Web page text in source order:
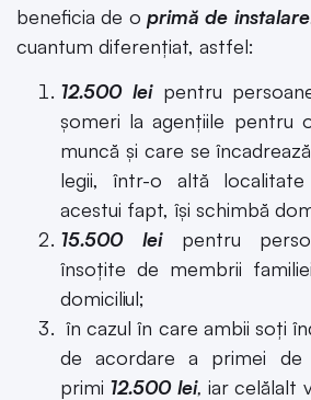
beneficia de o primă de instalare
cuantum diferențiat, astfel:
12.500 leipentru
șomeri la agențiile pentru
muncă și care se
legii, într-o altă
acestui fapt, îşi schimbă
15.500 leipentru
însoțite de membrii
domiciliul;
în cazul în care ambii soți
de acordare a primei de
primi 12.500 lei, iar celălalt